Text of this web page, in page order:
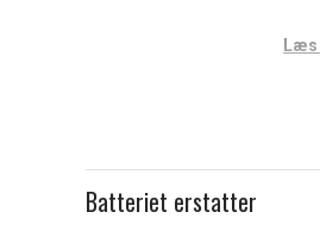
Læs
Batteriet erstatter